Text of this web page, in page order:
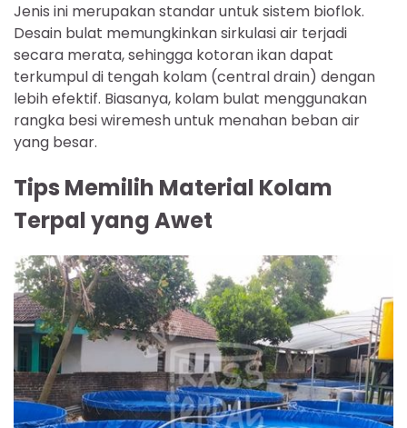
Jenis ini merupakan standar untuk sistem bioflok.
Desain bulat memungkinkan sirkulasi air terjadi
secara merata, sehingga kotoran ikan dapat
terkumpul di tengah kolam (central drain) dengan
lebih efektif. Biasanya, kolam bulat menggunakan
rangka besi wiremesh untuk menahan beban air
yang besar.
Tips Memilih Material Kolam
Terpal yang Awet